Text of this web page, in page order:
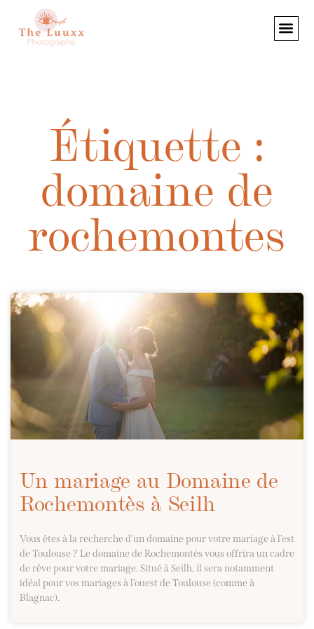
Étiquette :
domaine de
rochemontes
Un mariage au Domaine de
Rochemontès à Seilh
Vous êtes à la recherche d’un domaine pour votre mariage à l’est
de Toulouse ? Le domaine de Rochemontès vous offrira un cadre
de rêve pour votre mariage. Situé à Seilh, il sera notamment
idéal pour vos mariages à l’ouest de Toulouse (comme à
Blagnac).